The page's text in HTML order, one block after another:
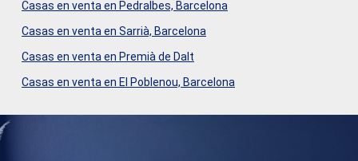
Casas en venta en Pedralbes, Barcelona
Casas en venta en Sarrià, Barcelona
Casas en venta en Premià de Dalt
Casas en venta en El Poblenou, Barcelona